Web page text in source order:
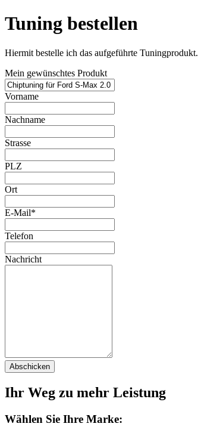
Tuning bestellen
Hiermit bestelle ich das aufgeführte Tuningprodukt.
Mein gewünschtes Produkt
Vorname
Nachname
Strasse
PLZ
Ort
E-Mail*
Telefon
Nachricht
Abschicken
Ihr Weg zu mehr Leistung
Wählen Sie Ihre Marke: